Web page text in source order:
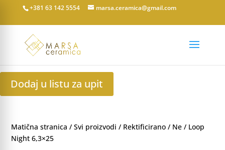
+381 63 142 5554 marsa.ceramica@gmail.com
Dodaj u listu za upit
Matična stranica /Svi proizvodi / Rektificirano / Ne / Loop
Night 6,3×25